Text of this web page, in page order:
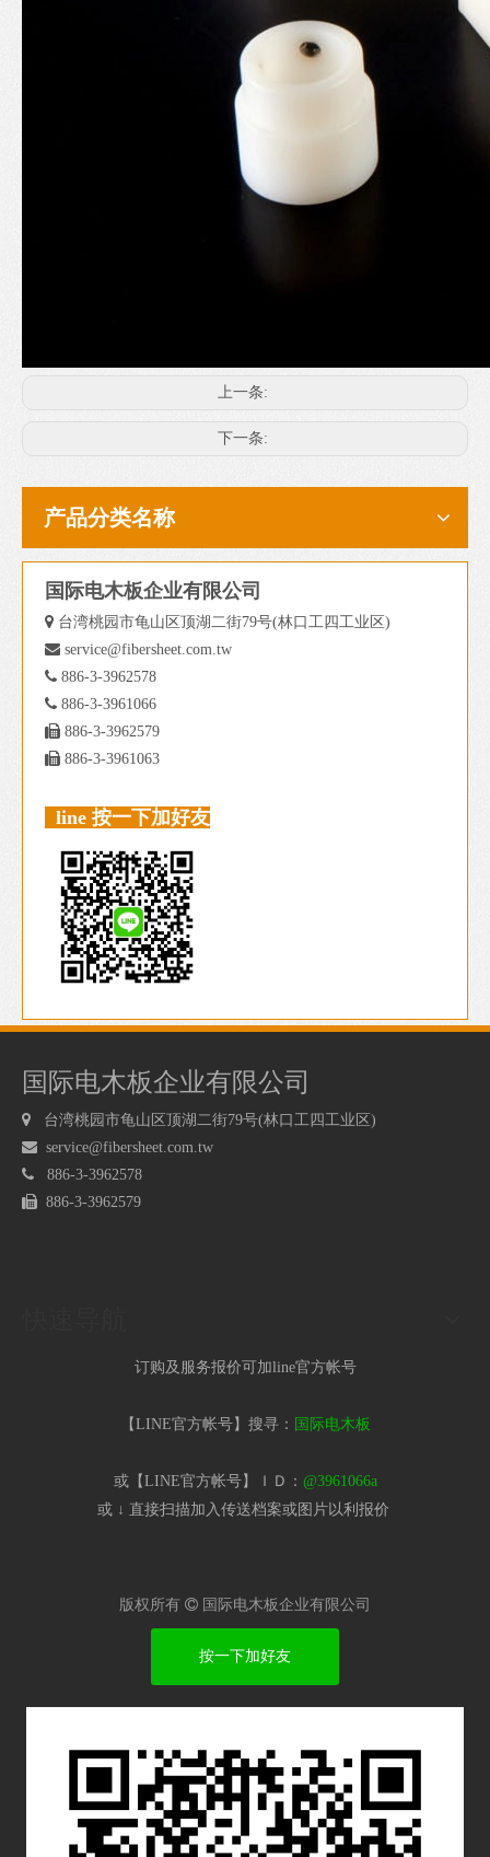
上一条:
下一条:
产品分类名称
国际电木板企业有限公司
 台湾桃园市龟山区顶湖二街79号(林口工四工业区)
 service@fibersheet.com.tw
 886-3-3962578
 886-3-3961066
 886-3-3962579
 886-3-3961063
line 按一下加好友
国际电木板企业有限公司
 台湾桃园市龟山区顶湖二街79号(林口工四工业区)
 service@fibersheet.com.tw
 886-3-3962578
 886-3-3962579
订购及服务报价可加line官方帐号
【LINE官方帐号】搜寻： 国际电木板
或【LINE官方帐号】ＩＤ： @3961066a
或 ↓ 直接扫描加入传送档案或图片以利报价​
版权所有  国际电木板企业有限公司
按一下加好友